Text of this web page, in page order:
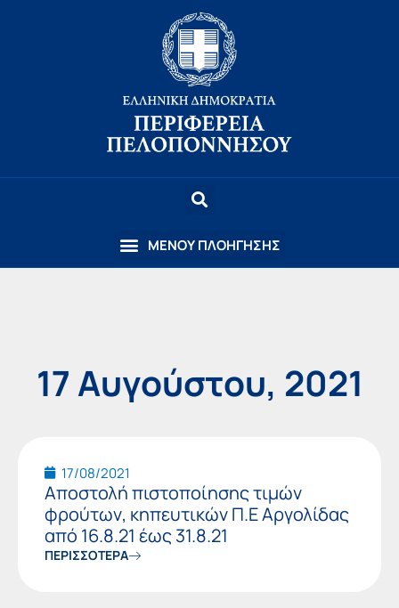
17 Αυγούστου, 2021
17/08/2021
Αποστολή πιστοποίησης τιμών
φρούτων, κηπευτικών Π.Ε Αργολίδας
από 16.8.21 έως 31.8.21
ΠΕΡΙΣΣΟΤΕΡΑ